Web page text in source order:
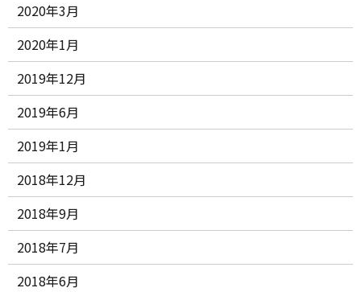
2020年3月
2020年1月
2019年12月
2019年6月
2019年1月
2018年12月
2018年9月
2018年7月
2018年6月